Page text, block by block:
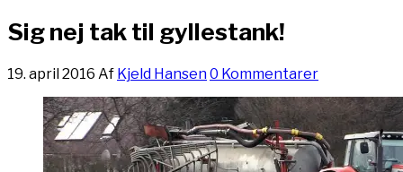
Sig nej tak til gyllestank!
19. april 2016 Af Kjeld Hansen0 Kommentarer